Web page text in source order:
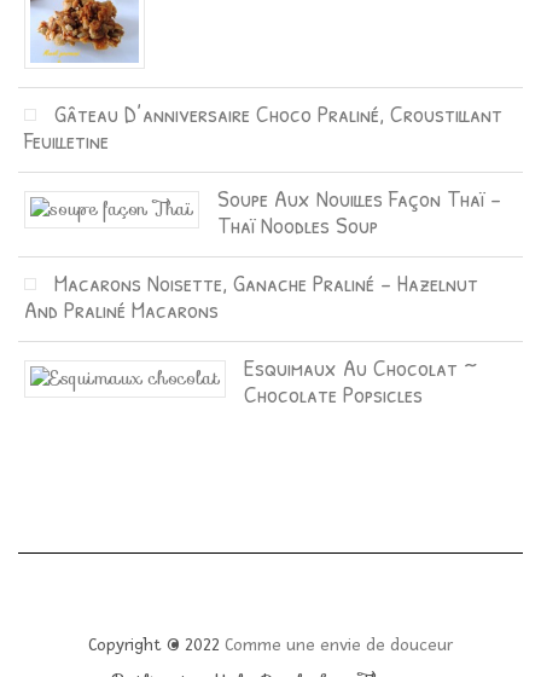
Gâteau D’anniversaire Choco Praliné, Croustillant
Feuilletine
Soupe Aux Nouilles Façon Thaï –
Thaï Noodles Soup
Macarons Noisette, Ganache Praliné – Hazelnut
And Praliné Macarons
Esquimaux Au Chocolat ~
Chocolate Popsicles
Copyright © 2022 Comme une envie de douceur